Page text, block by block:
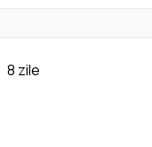
8 zile